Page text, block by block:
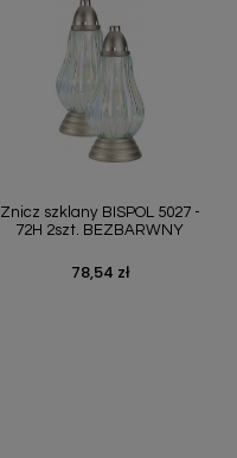
Znicz szklany BISPOL 5027 -
72H 2szt. BEZBARWNY
Cena
78,54 zł